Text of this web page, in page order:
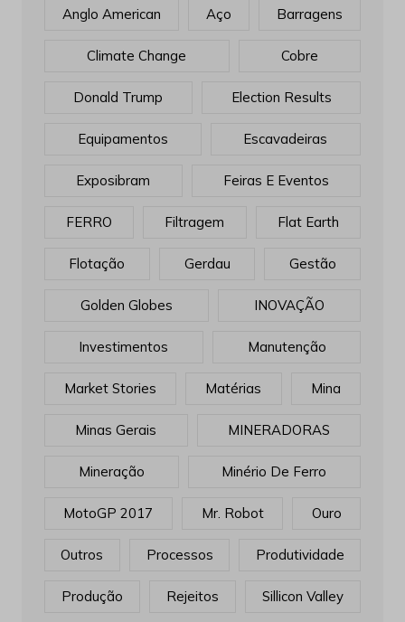
Anglo American Aço Barragens
Climate Change Cobre
Donald Trump Election Results
Equipamentos Escavadeiras
Exposibram Feiras E Eventos
FERRO Filtragem Flat Earth
Flotação Gerdau Gestão
Golden Globes INOVAÇÃO
Investimentos Manutenção
Market Stories Matérias Mina
Minas Gerais MINERADORAS
Mineração Minério De Ferro
MotoGP 2017 Mr. Robot Ouro
Outros Processos Produtividade
Produção Rejeitos Sillicon Valley